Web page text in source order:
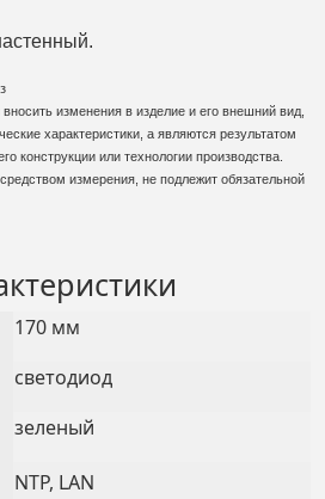
изменения в изделие и его внешний вид,
характеристики, а являются результатом
конструкции или технологии производства.
измерения, не подлежит обязательной
170 мм
светодиод
зеленый
NTP, LAN